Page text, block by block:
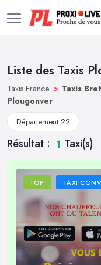
Liste des Taxis
Taxis France > Taxis
Plougonver
Département 22
Résultat : 1 Taxi(s)
TOP TAXI